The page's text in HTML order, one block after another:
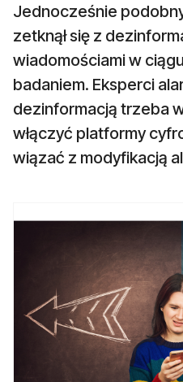
Jednocześnie
zetknął się z
wiadomościami w
badaniem. Eksperci
dezinformacją trzeba
włączyć platformy
wiązać z modyfikacją